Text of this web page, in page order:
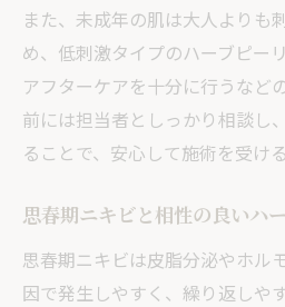
また、未成年の肌は大人よりも
め、低刺激タイプのハーブピー
アフターケアを十分に行うなど
前には担当者としっかり相談し
ることで、安心して施術を受け
思春期ニキビと相性の良いハ
思春期ニキビは皮脂分泌やホル
因で発生しやすく、繰り返しや